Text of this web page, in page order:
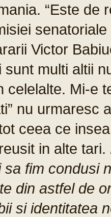
“Este de
Victor
sunt multi altii
celelalte. Mi-e
nu urmaresc
ceea ce
in alte tari.
sa fim condusi
din astfel de
si identitatea